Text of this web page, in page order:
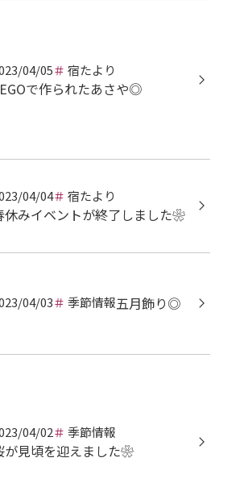
04/05 宿たより
で作られたあさや◎
04/04 宿たより
休みイベントが終了しました❀
04/03 季節情報五月飾り◎
04/02 季節情報
が見頃を迎えました❀